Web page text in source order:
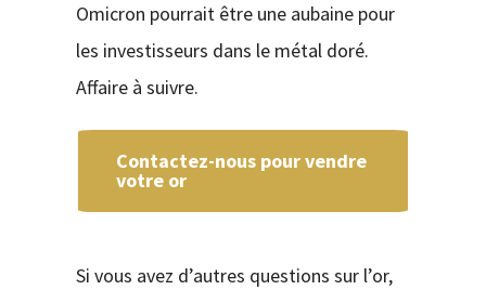
Omicron pourrait être une aubaine pour
les investisseurs dans le métal doré.
Affaire à suivre.
Contactez-nous pour vendre
votre or
Si vous avez d’autres questions sur l’or,